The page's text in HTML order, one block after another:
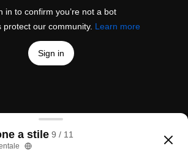
in to confirm you’re not a bot
protect our community. Learn more
Sign in
in Cina
1.2K views
a stile 9 / 11